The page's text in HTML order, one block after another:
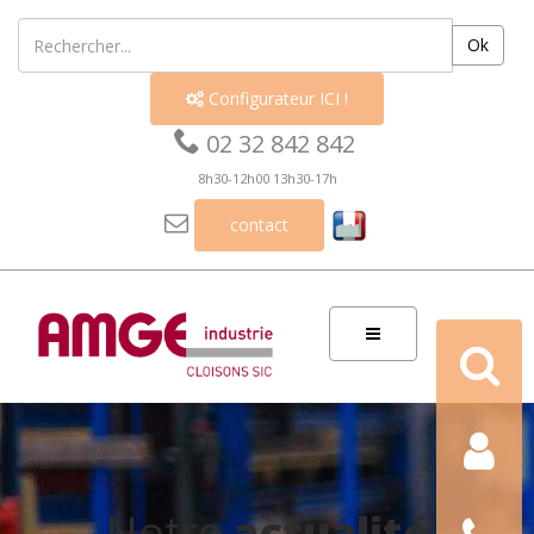
Ok
 Configurateur ICI !
 02 32 842 842
8h30-12h00 13h30-17h
 contact